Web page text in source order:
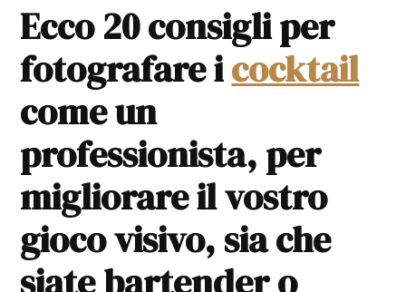
Ecco 20 consigli per
fotografare icocktail
come un
professionista, per
migliorare il vostro
gioco visivo, sia che
siate bartender o